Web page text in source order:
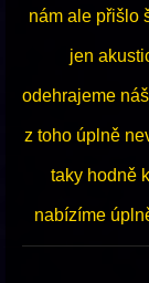
nám ale přišlo
jen
odehrajeme
z toho úplně
taky hodně
nabízíme